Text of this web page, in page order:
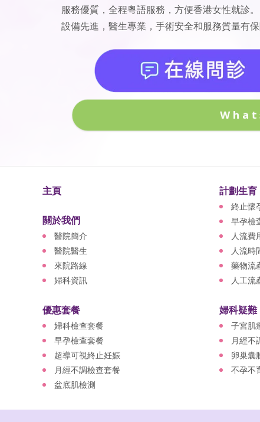
服務優質，全程粵語服務，方便香港女性就診。
設備先進，醫生專業，手術安全和服務質量有保
主頁
關於我們
醫院簡介
醫院醫生
來院路線
婦科資訊
優惠套餐
婦科檢查套餐
早孕檢查套餐
超導可視終止妊娠
月經不調檢查套餐
盆底肌檢測
計劃生育
終止懷
早孕檢
人流費
人流時
藥物流
人工流
婦科疑難
子宮肌
月經不
卵巢囊
不孕不